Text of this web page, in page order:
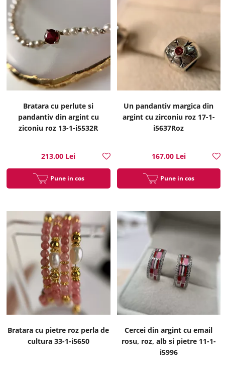
Bratara cu perlute si
pandantiv din argint cu
ziconiu roz 13-1-i5532R
213.00 Lei
Pune in cos
Un pandantiv margica din
argint cu zirconiu roz 17-1-
i5637Roz
167.00 Lei
Pune in cos
Bratara cu pietre roz perla de
cultura 33-1-i5650
Cercei din argint cu email
rosu, roz, alb si pietre 11-1-
i5996